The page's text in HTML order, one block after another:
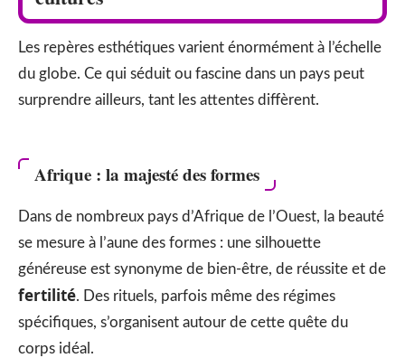
Les repères esthétiques varient énormément à l’échelle
du globe. Ce qui séduit ou fascine dans un pays peut
surprendre ailleurs, tant les attentes diffèrent.
Afrique : la majesté des formes
Dans de nombreux pays d’Afrique de l’Ouest, la beauté
se mesure à l’aune des formes : une silhouette
généreuse est synonyme de bien-être, de réussite et de
fertilité. Des rituels, parfois même des régimes
spécifiques, s’organisent autour de cette quête du
corps idéal.